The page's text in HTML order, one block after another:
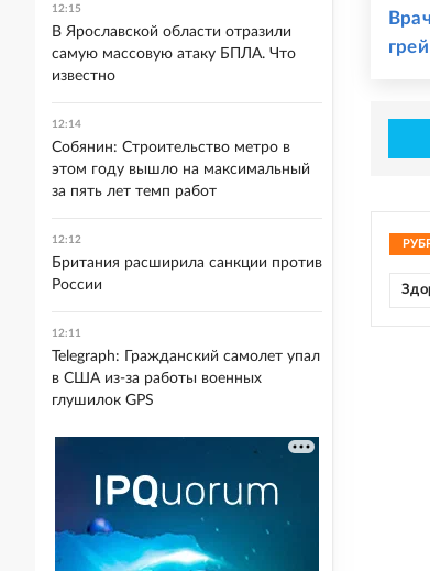
12:15
В Ярославской области отразили
самую массовую атаку БПЛА. Что
известно
12:14
Собянин: Строительство метро в
этом году вышло на максимальный
за пять лет темп работ
12:12
Британия расширила санкции против
России
12:11
Telegraph: Гражданский самолет упал
в США из-за работы военных
глушилок GPS